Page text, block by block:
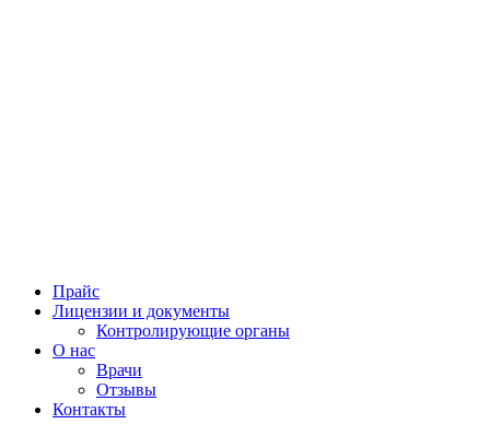
Прайс
Лицензии и документы
Контролирующие органы
О нас
Врачи
Отзывы
Контакты